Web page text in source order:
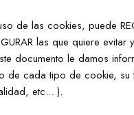
de las cookies, puede
las que quiere evitar
documento le damos
de cada tipo de cookie, su
etc... ).